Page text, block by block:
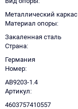
Металлический каркас
Материал опоры
Закаленная сталь
Страна
Германия
Номер
AB9203-1.4
Артикул
4603757410557